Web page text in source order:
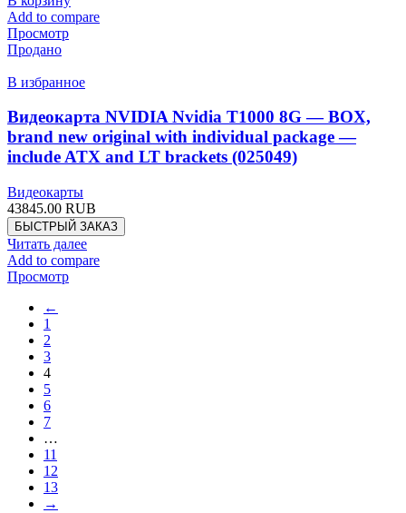
Add to compare
Просмотр
Продано
В избранное
Видеокарта NVIDIA Nvidia T1000 8G — BOX,
brand new original with individual package —
include ATX and LT brackets (025049)
Видеокарты
43845.00 RUB
БЫСТРЫЙ ЗАКАЗ
Читать далее
Add to compare
Просмотр
←
1
2
3
4
5
6
7
…
11
12
13
→